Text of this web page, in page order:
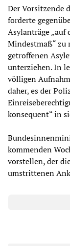
Der Vorsitzende
forderte
Asylanträge „auf
Mindestmaß“ zu
getroffenen
unterziehen. In
völligen
daher, es der
konsequent“ in
kommenden
vorstellen, der
umstrittenen